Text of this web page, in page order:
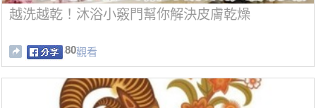
越洗越乾！沐浴小竅門幫你解決皮膚乾燥
80觀看